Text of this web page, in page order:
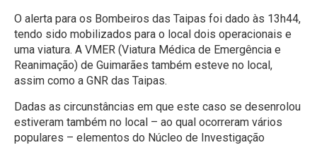
O alerta para os Bombeiros das Taipas foi dado às 13h44,
tendo sido mobilizados para o local dois operacionais e
uma viatura. A VMER (Viatura Médica de Emergência e
Reanimação) de Guimarães também esteve no local,
assim como a GNR das Taipas.
Dadas as circunstâncias em que este caso se desenrolou
estiveram também no local – ao qual ocorreram vários
populares – elementos do Núcleo de Investigação